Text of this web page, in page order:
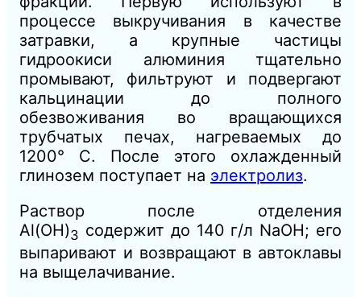
процессе выкручивания в качестве
затравки, а крупные частицы
гидроокиси алюминия тщательно
промывают, фильтруют и подвергают
кальцинации до полного
обезвоживания во вращающихся
трубчатых печах, нагреваемых до
1200° С. После этого охлажденный
глинозем поступает на электролиз.
Раствор после отделения
Аl(ОН)3 содержит до 140 г/л NaOH; его
выпаривают и возвращают в автоклавы
на выщелачивание.